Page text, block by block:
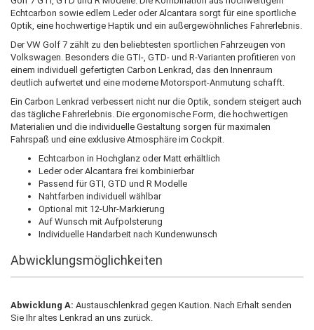
Echtcarbon sowie edlem Leder oder Alcantara sorgt für eine sportliche
Optik, eine hochwertige Haptik und ein außergewöhnliches Fahrerlebnis.
Der VW Golf 7 zählt zu den beliebtesten sportlichen Fahrzeugen von
Volkswagen. Besonders die GTI-, GTD- und R-Varianten profitieren von
einem individuell gefertigten Carbon Lenkrad, das den Innenraum
deutlich aufwertet und eine moderne Motorsport-Anmutung schafft.
Ein Carbon Lenkrad verbessert nicht nur die Optik, sondern steigert auch
das tägliche Fahrerlebnis. Die ergonomische Form, die hochwertigen
Materialien und die individuelle Gestaltung sorgen für maximalen
Fahrspaß und eine exklusive Atmosphäre im Cockpit.
Echtcarbon in Hochglanz oder Matt erhältlich
Leder oder Alcantara frei kombinierbar
Passend für GTI, GTD und R Modelle
Nahtfarben individuell wählbar
Optional mit 12-Uhr-Markierung
Auf Wunsch mit Aufpolsterung
Individuelle Handarbeit nach Kundenwunsch
Abwicklungsmöglichkeiten
Abwicklung A: Austauschlenkrad gegen Kaution. Nach Erhalt senden
Sie Ihr altes Lenkrad an uns zurück.